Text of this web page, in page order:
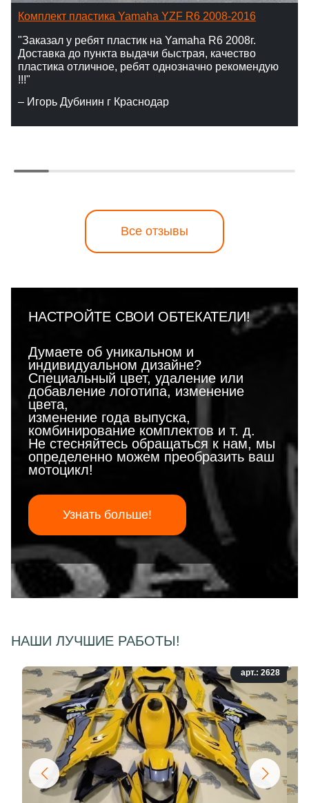
Комплект пластика Yamaha YZF R6 2008-2016
"Заказал у ребят пластик на Yamaha R6 2008г.
Доставка до пункта выдачи быстрая, качество
пластика отличное, ребят однозначно рекомендую
!!!"
– Игорь Дубинин г Краснодар
Все отзывы
НАСТРОЙТЕ СВОИ ОБТЕКАТЕЛИ!
Думаете об уникальном и
индивидуальном дизайне?
Специальный цвет, удаление или
добавление логотипа, изменение
цвета,
изменение года выпуска,
комбинирование комплектов и т. д.
Не стесняйтесь обращаться к нам, мы
определенно можем преобразить ваш
мотоцикл!
Узнать больше!
НАШИ ЛУЧШИЕ РАБОТЫ!
арт.: 2628